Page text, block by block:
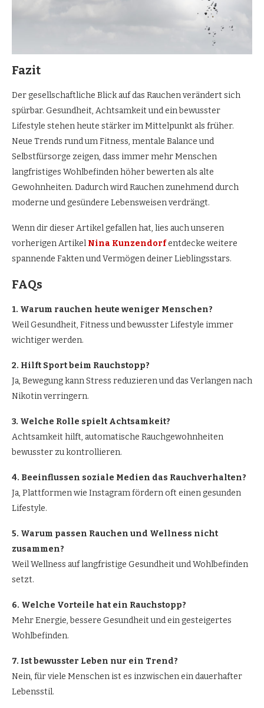
Fazit
Der gesellschaftliche Blick auf das Rauchen verändert sich
spürbar. Gesundheit, Achtsamkeit und ein bewusster
Lifestyle stehen heute stärker im Mittelpunkt als früher.
Neue Trends rund um Fitness, mentale Balance und
Selbstfürsorge zeigen, dass immer mehr Menschen
langfristiges Wohlbefinden höher bewerten als alte
Gewohnheiten. Dadurch wird Rauchen zunehmend durch
moderne und gesündere Lebensweisen verdrängt.
Wenn dir dieser Artikel gefallen hat, lies auch unseren
vorherigen Artikel Nina Kunzendorfentdecke weitere
spannende Fakten und Vermögen deiner Lieblingsstars.
FAQs
1. Warum rauchen heute weniger Menschen?
Weil Gesundheit, Fitness und bewusster Lifestyle immer
wichtiger werden.
2. Hilft Sport beim Rauchstopp?
Ja, Bewegung kann Stress reduzieren und das Verlangen nach
Nikotin verringern.
3. Welche Rolle spielt Achtsamkeit?
Achtsamkeit hilft, automatische Rauchgewohnheiten
bewusster zu kontrollieren.
4. Beeinflussen soziale Medien das Rauchverhalten?
Ja, Plattformen wie Instagram fördern oft einen gesunden
Lifestyle.
5. Warum passen Rauchen und Wellness nicht
zusammen?
Weil Wellness auf langfristige Gesundheit und Wohlbefinden
setzt.
6. Welche Vorteile hat ein Rauchstopp?
Mehr Energie, bessere Gesundheit und ein gesteigertes
Wohlbefinden.
7. Ist bewusster Leben nur ein Trend?
Nein, für viele Menschen ist es inzwischen ein dauerhafter
Lebensstil.